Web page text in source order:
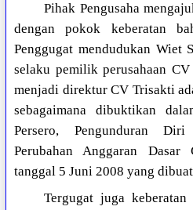
Pihak Pengusaha
dengan pokok keberatan
Penggugat mendudukan Wiet
selaku pemilik perusahaan
menjadi direktur CV Trisakti
sebagaimana dibuktikan
Persero, Pengunduran
Perubahan Anggaran
tanggal 5 Juni 2008 yang
Tergugat juga keberatan